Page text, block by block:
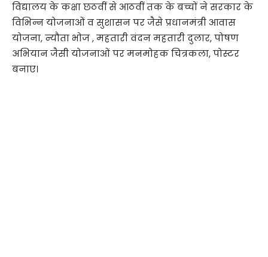
विद्यालय के कक्षा छठवीं से आठवीं तक के बच्चों ने सरकार के
विभिन्न योजनाओं व सुशासन पर जैसे प्रधानमंत्री आवास
योजना, न्यौता भोज , महतारी वंदन महतारी दुलार, पोषण
अभियान जैसी योजनाओं पर मनमोहक चित्रकला, पोस्टर
बनाए।